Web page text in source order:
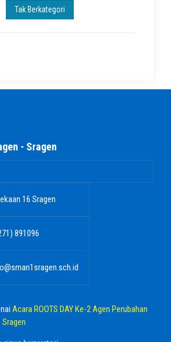
Tak Berkategori
- Sragen
16 Sragen
891096
Acara ROOTS DAY Ke-2 Agen Perubahan